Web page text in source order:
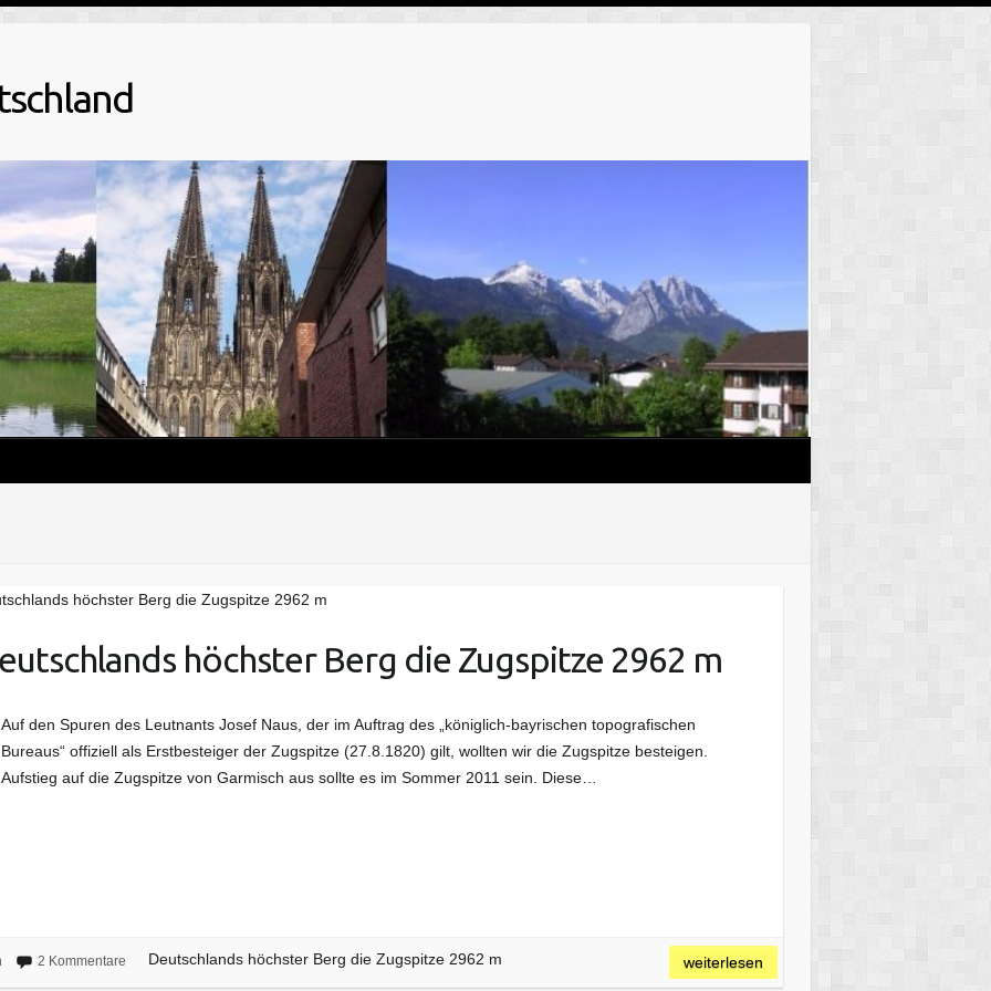
höchster Berg die Zugspitze 2962 m
höchster Berg die Zugspitze 2962 m
Auf den Spuren des Leutnants Josef Naus, der im Auftrag des „königlich-bayrischen topografischen
Bureaus“ offiziell als Erstbesteiger der Zugspitze (27.8.1820) gilt, wollten wir die Zugspitze besteigen.
Aufstieg auf die Zugspitze von Garmisch aus sollte es im Sommer 2011 sein. Diese…
2 Kommentare Deutschlands höchster Berg die Zugspitze 2962 m weiterlesen